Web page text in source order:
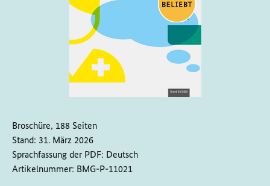
Broschüre, 188 Seiten
Stand: 31. März 2026
Sprachfassung der PDF: Deutsch
Artikelnummer: BMG-P-11021